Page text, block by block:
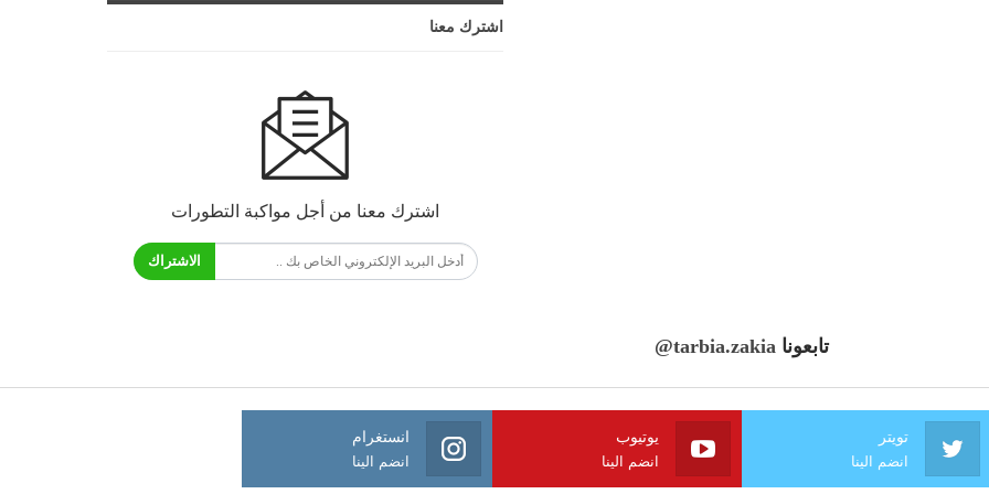
اشترك معنا
اشترك معنا من أجل مواكبة التطورات
الاشتراك
تابعونا @tarbia.zakia
تويتر
انضم الينا
يوتيوب
انضم الينا
انستغرام
انضم الينا